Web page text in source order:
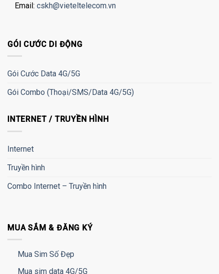
Email: cskh@vieteltelecom.vn
GÓI CƯỚC DI ĐỘNG
Gói Cước Data 4G/5G
Gói Combo (Thoại/SMS/Data 4G/5G)
INTERNET / TRUYỀN HÌNH
Internet
Truyền hình
Combo Internet – Truyền hình
MUA SẮM & ĐĂNG KÝ
Mua Sim Số Đẹp
Mua sim data 4G/5G